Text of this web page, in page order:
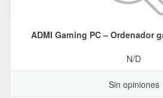
ADMI Gaming PC – Ordenador
N/D
Sin opiniones